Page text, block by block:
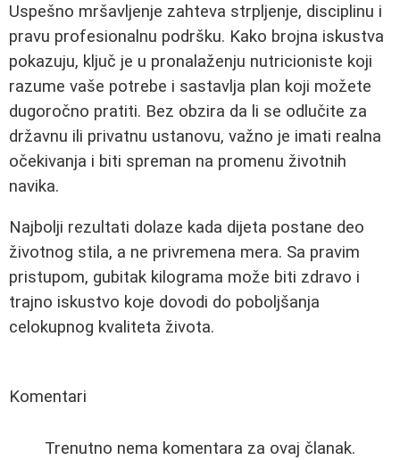
Uspešno mršavljenje zahteva strpljenje, disciplinu i
pravu profesionalnu podršku. Kako brojna iskustva
pokazuju, ključ je u pronalaženju nutricioniste koji
razume vaše potrebe i sastavlja plan koji možete
dugoročno pratiti. Bez obzira da li se odlučite za
državnu ili privatnu ustanovu, važno je imati realna
očekivanja i biti spreman na promenu životnih
navika.
Najbolji rezultati dolaze kada dijeta postane deo
životnog stila, a ne privremena mera. Sa pravim
pristupom, gubitak kilograma može biti zdravo i
trajno iskustvo koje dovodi do poboljšanja
celokupnog kvaliteta života.
Komentari
Trenutno nema komentara za ovaj članak.